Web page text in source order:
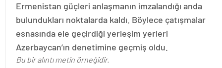
Ermenistan güçleri anlaşmanın imzalandığı anda
bulundukları noktalarda kaldı. Böylece çatışmalar
esnasında ele geçirdiği yerleşim yerleri
Azerbaycan’ın denetimine geçmiş oldu.
Bu bir alıntı metin örneğidir.